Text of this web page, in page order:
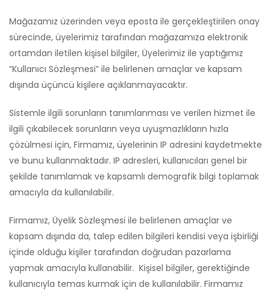
Mağazamız üzerinden veya eposta ile gerçekleştirilen onay
sürecinde, üyelerimiz tarafından mağazamıza elektronik
ortamdan iletilen kişisel bilgiler, Üyelerimiz ile yaptığımız
“Kullanıcı Sözleşmesi” ile belirlenen amaçlar ve kapsam
dışında üçüncü kişilere açıklanmayacaktır.
Sistemle ilgili sorunların tanımlanması ve verilen hizmet ile
ilgili çıkabilecek sorunların veya uyuşmazlıkların hızla
çözülmesi için, Firmamız, üyelerinin IP adresini kaydetmekte
ve bunu kullanmaktadır. IP adresleri, kullanıcıları genel bir
şekilde tanımlamak ve kapsamlı demografik bilgi toplamak
amacıyla da kullanılabilir.
Firmamız, Üyelik Sözleşmesi ile belirlenen amaçlar ve
kapsam dışında da, talep edilen bilgileri kendisi veya işbirliği
içinde olduğu kişiler tarafından doğrudan pazarlama
yapmak amacıyla kullanabilir. Kişisel bilgiler, gerektiğinde
kullanıcıyla temas kurmak için de kullanılabilir. Firmamız